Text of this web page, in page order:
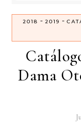
2018 - 2019 -
Dama